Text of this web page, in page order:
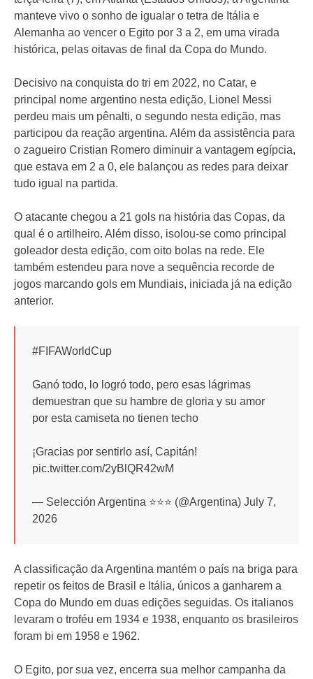
manteve vivo o sonho de igualar o tetra de Itália e
Alemanha ao vencer o Egito por 3 a 2, em uma virada
histórica, pelas oitavas de final da Copa do Mundo.
Decisivo na conquista do tri em 2022, no Catar, e
principal nome argentino nesta edição, Lionel Messi
perdeu mais um pênalti, o segundo nesta edição, mas
participou da reação argentina. Além da assistência para
o zagueiro Cristian Romero diminuir a vantagem egípcia,
que estava em 2 a 0, ele balançou as redes para deixar
tudo igual na partida.
O atacante chegou a 21 gols na história das Copas, da
qual é o artilheiro. Além disso, isolou-se como principal
goleador desta edição, com oito bolas na rede. Ele
também estendeu para nove a sequência recorde de
jogos marcando gols em Mundiais, iniciada já na edição
anterior.
#FIFAWorldCup
Ganó todo, lo logró todo, pero esas lágrimas
demuestran que su hambre de gloria y su amor
por esta camiseta no tienen techo
¡Gracias por sentirlo así, Capitán!
pic.twitter.com/2yBlQR42wM
— Selección Argentina ⭐⭐⭐ (@Argentina) July 7,
2026
A classificação da Argentina mantém o país na briga para
repetir os feitos de Brasil e Itália, únicos a ganharem a
Copa do Mundo em duas edições seguidas. Os italianos
levaram o troféu em 1934 e 1938, enquanto os brasileiros
foram bi em 1958 e 1962.
O Egito, por sua vez, encerra sua melhor campanha da